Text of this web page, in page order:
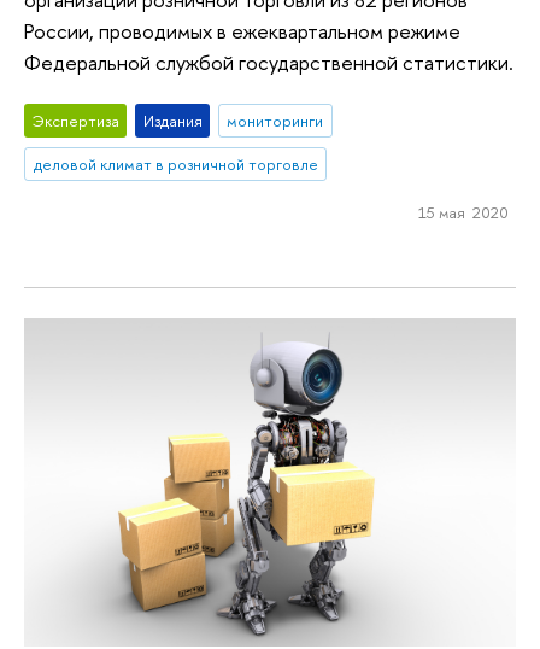
России, проводимых в ежеквартальном режиме
Федеральной службой государственной статистики.
Экспертиза Издания
мониторинги
деловой климат в розничной торговле
15 мая 2020